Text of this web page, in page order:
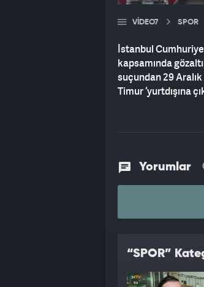
VIDEO7 SPOR
İstanbul
kapsamında
suçundan 29
Timur ‘yurtdışına
Yorumlar
“SPOR”